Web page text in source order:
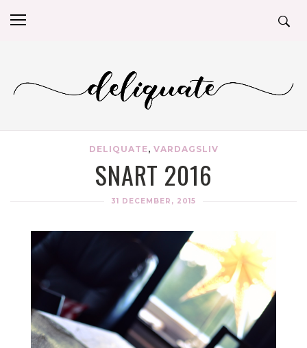
DELIQUATE, VARDAGSLIV
SNART 2016
31 DECEMBER, 2015